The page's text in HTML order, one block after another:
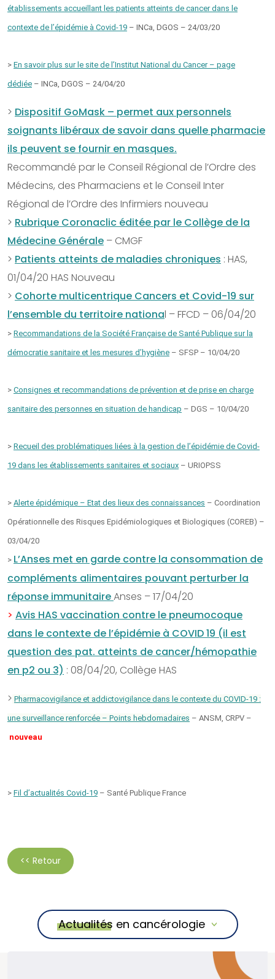
établissements accueillant les patients atteints de cancer dans le
contexte de l’épidémie à Covid-19 – INCa, DGOS – 24/03/20
> En savoir plus sur le site de l’Institut National du Cancer – page
dédiée – INCa, DGOS – 24/04/20
> Dispositif GoMask – permet aux personnels
soignants libéraux de savoir dans quelle pharmacie
ils peuvent se fournir en masques.
Recommandé par le Conseil Régional de l’Ordre des
Médecins, des Pharmaciens et le Conseil Inter
Régional de l’Ordre des Infirmiers nouveau
> Rubrique Coronaclic éditée par le Collège de la
Médecine Générale – CMGF
> Patients atteints de maladies chroniques : HAS,
01/04/20 HAS Nouveau
> Cohorte multicentrique Cancers et Covid-19 sur
l’ensemble du territoire national – FFCD – 06/04/20
> Recommandations de la Société Française de Santé Publique sur la
démocratie sanitaire et les mesures d’hygiène – SFSP – 10/04/20
> Consignes et recommandations de prévention et de prise en charge
sanitaire des personnes en situation de handicap – DGS – 10/04/20
> Recueil des problématiques liées à la gestion de l’épidémie de Covid-
19 dans les établissements sanitaires et sociaux – URIOPSS
> Alerte épidémique – Etat des lieux des connaissances – Coordination
Opérationnelle des Risques Epidémiologiques et Biologiques (COREB) –
03/04/20
> L’Anses met en garde contre la consommation de
compléments alimentaires pouvant perturber la
réponse immunitaireAnses – 17/04/20
> Avis HAS vaccination contre le pneumocoque
dans le contexte de l’épidémie à COVID 19 (il est
question des pat. atteints de cancer/hémopathie
en p2 ou 3) : 08/04/20, Collège HAS
> Pharmacovigilance et addictovigilance dans le contexte du COVID-19 :
une surveillance renforcée – Points hebdomadaires – ANSM, CRPV –
nouveau
> Fil d’actualités Covid-19 – Santé Publique France
<< Retour
Actualités en cancérologie